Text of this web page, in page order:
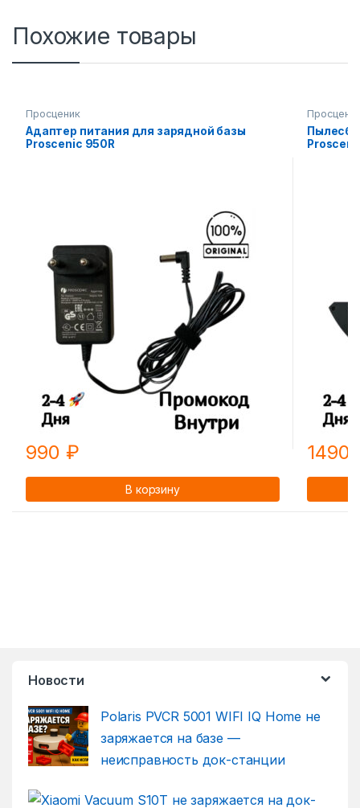
Похожие товары
Просценик
Адаптер питания для зарядной базы
Proscenic 950R
990 ₽
В корзину
1490
Новости
Polaris PVCR 5001 WIFI IQ Home не
заряжается на базе —
неисправность док-станции